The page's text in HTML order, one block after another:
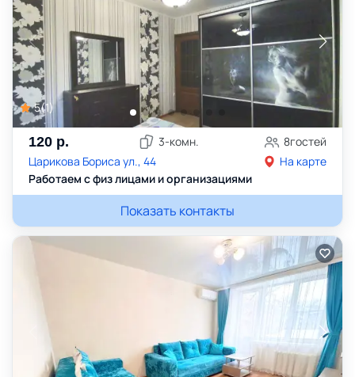
5(1)
120 р. 3-комн. 8гостей
Царикова Бориса ул., 44
На карте
Работаем с физ лицами и организациями
Показать контакты